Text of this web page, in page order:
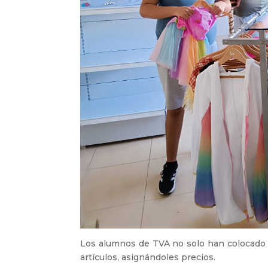
Los alumnos de TVA no solo han
artículos, asignándoles precios.